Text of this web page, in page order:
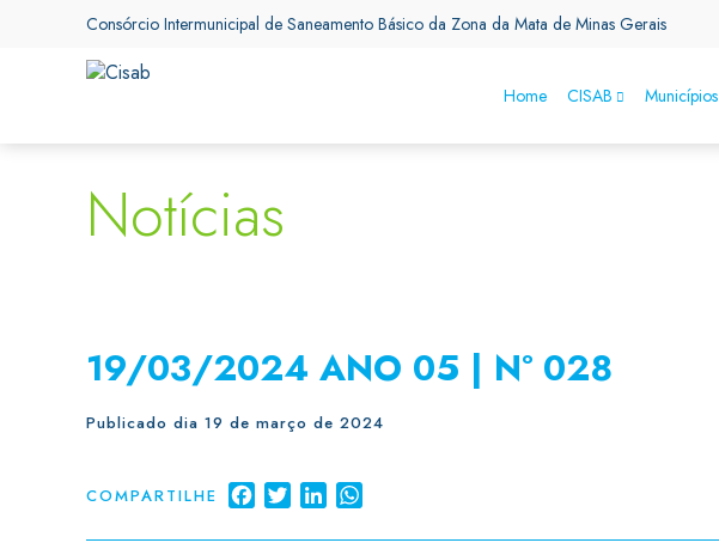
Consórcio Intermunicipal de Saneamento Básico da Zona da Mata de Minas Gerais
Home CISAB Municípios
Notícias
19/03/2024 ANO 05 | Nº 028
Publicado dia 19 de março de 2024
COMPARTILHE FacebookTwitterLinkedIn